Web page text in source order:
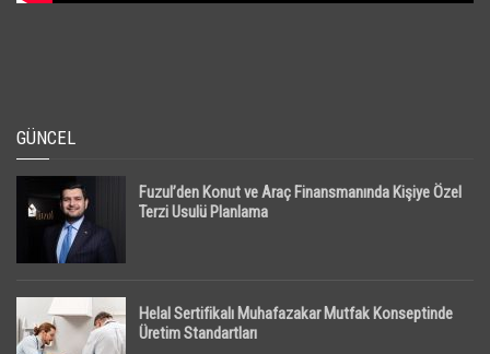
GÜNCEL
Fuzul’den Konut ve Araç Finansmanında Kişiye Özel
Terzi Usulü Planlama
Helal Sertifikalı Muhafazakar Mutfak Konseptinde
Üretim Standartları